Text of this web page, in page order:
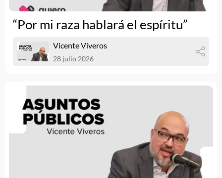
“Por mi raza hablará el espíritu”
Vicente Viveros
28 julio 2026